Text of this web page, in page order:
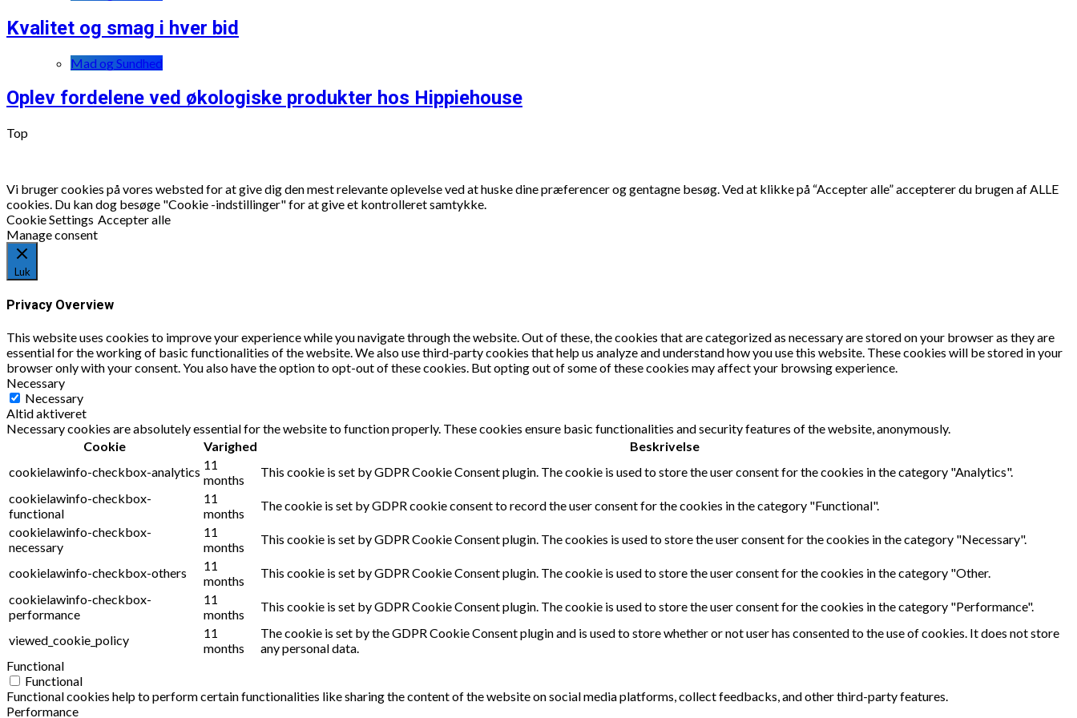
Kvalitet og smag i hver bid
Mad og Sundhed
Oplev fordelene ved økologiske produkter hos Hippiehouse
Top
Vi bruger cookies på vores websted for at give dig den mest relevante oplevelse ved at huske dine præferencer og gentagne besøg. Ved at klikke på “Accepter alle” accepterer du brugen af ALLE
cookies. Du kan dog besøge "Cookie -indstillinger" for at give et kontrolleret samtykke.
Cookie Settings Accepter alle
Manage consent
Luk
Privacy Overview
This website uses cookies to improve your experience while you navigate through the website. Out of these, the cookies that are categorized as necessary are stored on your browser as they are
essential for the working of basic functionalities of the website. We also use third-party cookies that help us analyze and understand how you use this website. These cookies will be stored in your
browser only with your consent. You also have the option to opt-out of these cookies. But opting out of some of these cookies may affect your browsing experience.
Necessary
Necessary
Altid aktiveret
Necessary cookies are absolutely essential for the website to function properly. These cookies ensure basic functionalities and security features of the website, anonymously.
Cookie
Varighed
Beskrivelse
cookielawinfo-checkbox-analytics 11
months
This cookie is set by GDPR Cookie Consent plugin. The cookie is used to store the user consent for the cookies in the category "Analytics".
cookielawinfo-checkbox-
functional
11
months
The cookie is set by GDPR cookie consent to record the user consent for the cookies in the category "Functional".
cookielawinfo-checkbox-
necessary
11
months
This cookie is set by GDPR Cookie Consent plugin. The cookies is used to store the user consent for the cookies in the category "Necessary".
cookielawinfo-checkbox-others
11
months
This cookie is set by GDPR Cookie Consent plugin. The cookie is used to store the user consent for the cookies in the category "Other.
cookielawinfo-checkbox-
performance
11
months
This cookie is set by GDPR Cookie Consent plugin. The cookie is used to store the user consent for the cookies in the category "Performance".
viewed_cookie_policy
11
months
The cookie is set by the GDPR Cookie Consent plugin and is used to store whether or not user has consented to the use of cookies. It does not store
any personal data.
Functional
Functional
Functional cookies help to perform certain functionalities like sharing the content of the website on social media platforms, collect feedbacks, and other third-party features.
Performance